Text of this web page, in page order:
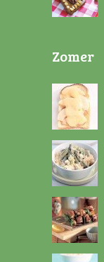
Zomer